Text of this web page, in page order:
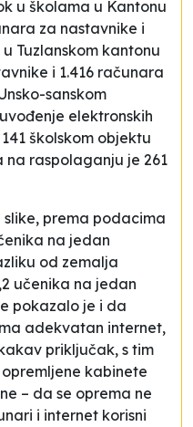
u školama u Kantonu
za nastavnike i
Tuzlanskom kantonu
i 1.416 računara
sanskom
elektronskih
školskom objektu
na raspolaganju je 261
prema podacima
na jedan
od zemalja
učenika na jedan
pokazalo je i da
adekvatan internet,
priključak, s tim
kabinete
– da se oprema ne
i internet korisni